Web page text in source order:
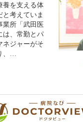
養を支える体
と考えていま
業所「武田医
は、常勤とパ
ネジャーがそ
、…